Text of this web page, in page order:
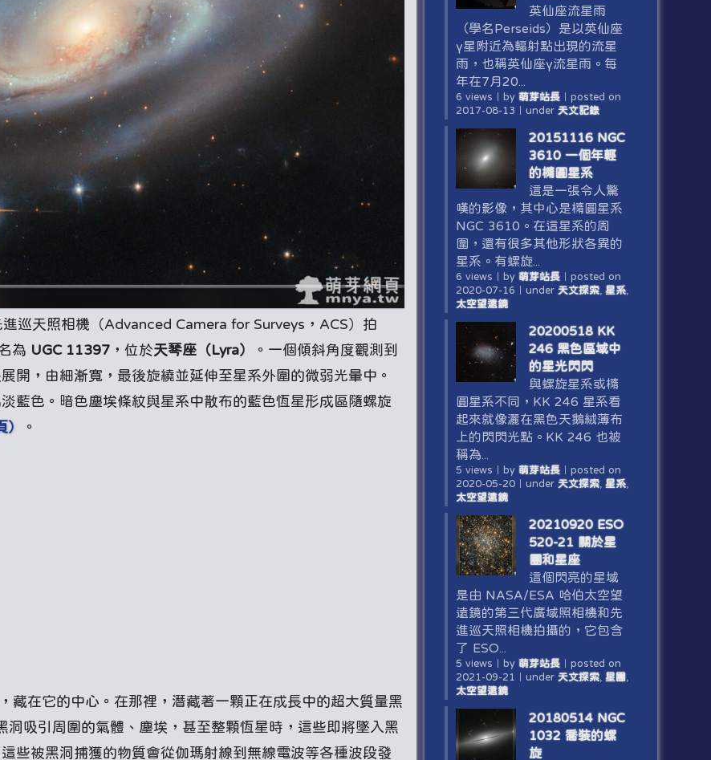
進巡天照相機（Advanced Camera for Surveys，ACS）拍
為 UGC 11397 ，位於天琴座（Lyra）
。一個傾斜角度觀測到
開，由細漸寬，最後旋繞並延伸至星系外圍的微弱光暈中。
藍色。暗色塵埃條紋與星系中散布的藍色恆星形成區隨螺旋
。
藏在它的中心。在那裡，潛藏著一顆正在成長中的超大質量黑
吸引周圍的氣體、塵埃，甚至整顆恆星時，這些即將墜入黑
些被黑洞捕獲的物質會從伽瑪射線到無線電波等各種波段發
英仙座流星雨
（學名Perseids）是以英仙座
γ星附近為輻射點出現的流星
雨，也稱英仙座γ流星雨。每
年在7月20...
6 views by 萌芽站長｜ posted on
2017-08-13
under 天文記錄
20151116 NGC
3610 一個年輕
的橢圓星系
這是一張令人驚
嘆的影像，其中心是橢圓星系
NGC 3610。在這星系的周
圍，還有很多其他形狀各異的
星系。有螺旋...
6 views by 萌芽站長｜ posted on
2020-07-16
under 天文探索, 星系,
太空望遠鏡
20200518 KK
246 黑色區域中
的星光閃閃
與螺旋星系或橢
圓星系不同，KK 246 星系看
起來就像灑在黑色天鵝絨薄布
上的閃閃光點。KK 246 也被
稱為...
5 views by 萌芽站長｜ posted on
2020-05-20｜ under 天文探索, 星系,
太空望遠鏡
20210920 ESO
520-21 關於星
團和星座
這個閃亮的星域
是由 NASA/ESA 哈伯太空望
遠鏡的第三代廣域照相機和先
進巡天照相機拍攝的，它包含
了 ESO...
5 views by 萌芽站長｜ posted on
2021-09-21
under 天文探索, 星團,
太空望遠鏡
20180514 NGC
1032 喬裝的螺
旋